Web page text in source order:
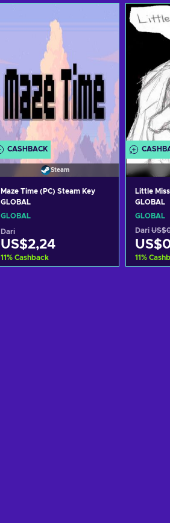
CASHBACK
Steam
Maze Time (PC) Steam Key
GLOBAL
GLOBAL
Dari
US$2,24
11% Cashback
Little
GLOBAL
GLOBAL
Dari
11%